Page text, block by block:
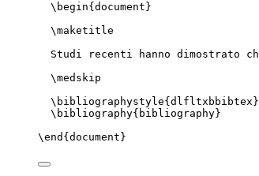
\begin{ document }
\maketitle
Studi recenti hanno dimostrato
\medskip
\bibliographystyle{dlfltxbbibtex}
\bibliography{bibliography}
\end { document }